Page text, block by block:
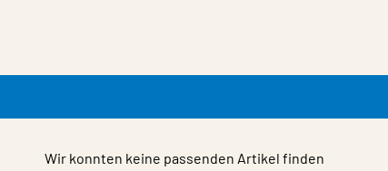
Wir konnten keine passenden Artikel finden